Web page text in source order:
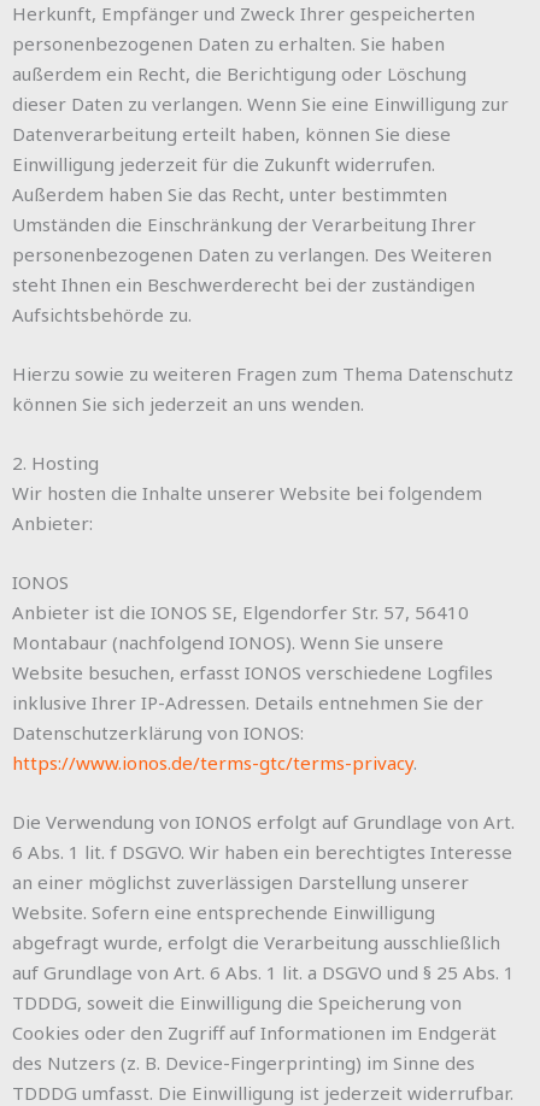
Herkunft, Empfänger und Zweck Ihrer gespeicherten
personenbezogenen Daten zu erhalten. Sie haben
außerdem ein Recht, die Berichtigung oder Löschung
dieser Daten zu verlangen. Wenn Sie eine Einwilligung zur
Datenverarbeitung erteilt haben, können Sie diese
Einwilligung jederzeit für die Zukunft widerrufen.
Außerdem haben Sie das Recht, unter bestimmten
Umständen die Einschränkung der Verarbeitung Ihrer
personenbezogenen Daten zu verlangen. Des Weiteren
steht Ihnen ein Beschwerderecht bei der zuständigen
Aufsichtsbehörde zu.
Hierzu sowie zu weiteren Fragen zum Thema Datenschutz
können Sie sich jederzeit an uns wenden.
2. Hosting
Wir hosten die Inhalte unserer Website bei folgendem
Anbieter:
IONOS
Anbieter ist die IONOS SE, Elgendorfer Str. 57, 56410
Montabaur (nachfolgend IONOS). Wenn Sie unsere
Website besuchen, erfasst IONOS verschiedene Logfiles
inklusive Ihrer IP-Adressen. Details entnehmen Sie der
Datenschutzerklärung von IONOS:
https://www.ionos.de/terms-gtc/terms-privacy.
Die Verwendung von IONOS erfolgt auf Grundlage von Art.
6 Abs. 1 lit. f DSGVO. Wir haben ein berechtigtes Interesse
an einer möglichst zuverlässigen Darstellung unserer
Website. Sofern eine entsprechende Einwilligung
abgefragt wurde, erfolgt die Verarbeitung ausschließlich
auf Grundlage von Art. 6 Abs. 1 lit. a DSGVO und § 25 Abs. 1
TDDDG, soweit die Einwilligung die Speicherung von
Cookies oder den Zugriff auf Informationen im Endgerät
des Nutzers (z. B. Device-Fingerprinting) im Sinne des
TDDDG umfasst. Die Einwilligung ist jederzeit widerrufbar.